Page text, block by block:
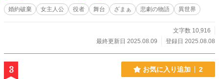
婚約破棄 女主人公 役者 舞台 ざまぁ 悲劇の物語 異世界
文字数 10,916
最終更新日 2025.08.09
登録日 2025.08.08
3 お気に入り追加 2